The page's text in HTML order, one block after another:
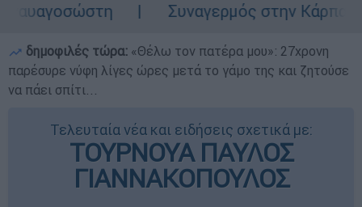
Συναγερμός στην Κάρπαθο:
δημοφιλές τώρα: «Θέλω τον πατέρα μου»: 27χρονη
παρέσυρε νύφη λίγες ώρες μετά το γάμο της και ζητούσε
να πάει σπίτι...
Τελευταία νέα και ειδήσεις σχετικά με:
ΤΟΥΡΝΟΥΑ ΠΑΥΛΟΣ
ΓΙΑΝΝΑΚΟΠΟΥΛΟΣ